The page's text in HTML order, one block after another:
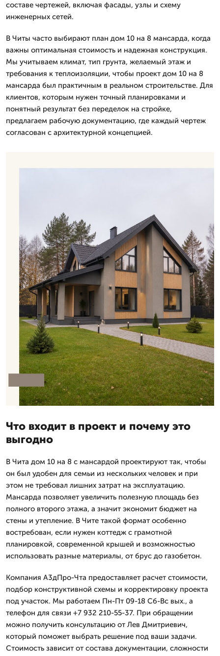
составе чертежей, включая фасады, узлы и схему
инженерных сетей.
В Читы часто выбирают план дом 10 на 8 мансарда, когда
важны оптимальная стоимость и надежная конструкция.
Мы учитываем климат, тип грунта, желаемый этаж и
требования к теплоизоляции, чтобы проект дом 10 на 8
мансарда был практичным в реальном строительстве. Для
клиентов, которым нужен точный планировками и
понятный результат без переделок на стройке,
предлагаем рабочую документацию, где каждый чертеж
согласован с архитектурной концепцией.
Что входит в проект и почему это
выгодно
В Чита дом 10 на 8 с мансардой проектируют так, чтобы
он был удобен для семьи из нескольких человек и при
этом не требовал лишних затрат на эксплуатацию.
Мансарда позволяет увеличить полезную площадь без
полного второго этажа, а значит экономит бюджет на
стены и утепление. В Чите такой формат особенно
востребован, если нужен коттедж с грамотной
планировкой, современной крышей и возможностью
использовать разные материалы, от брус до газобетон.
Компания А3дПро-Чта предоставляет расчет стоимости,
подбор конструктивной схемы и корректировку проекта
под участок. Мы работаем Пн-Пт 09-18 Сб-Вс вых., а
телефон для связи +7 932 210-55-37. При обращении
можно получить консультацию от Лев Дмитpиевич,
который поможет выбрать решение под ваши задачи.
Стоимость зависит от состава документации, сложности